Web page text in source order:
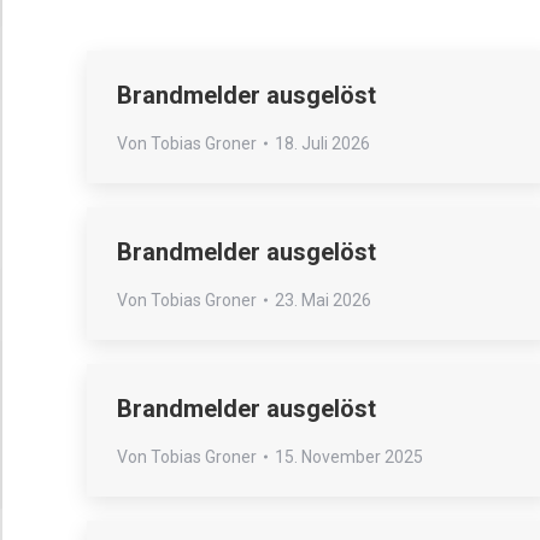
Brandmelder ausgelöst
Von Tobias Groner 18. Juli 2026
Brandmelder ausgelöst
Von Tobias Groner 23. Mai 2026
Brandmelder ausgelöst
Von Tobias Groner 15. November 2025